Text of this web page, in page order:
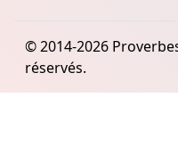
© 2014-2026
réservés.